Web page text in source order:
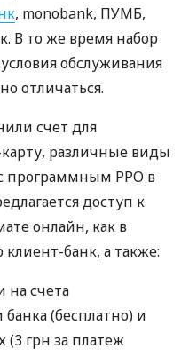
, monobank, ПУМБ,
В то же время набор
обслуживания
отличаться.
счет для
различные виды
программным РРО в
доступ к
онлайн, как в
банк, а также:
на счета
(бесплатно) и
(3 грн за платеж